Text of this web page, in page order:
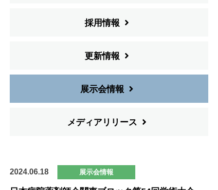
採用情報
更新情報
展示会情報
メディアリリース
2024.06.18 展示会情報